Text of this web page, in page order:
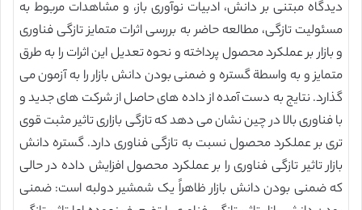
دیدگاه مبتنی بر دانش، ادبیات نوآوری باز، و مشاهدات مربوط به
مسئولیت تازگی، مطالعه حاضر به بررسی اثرات متمایز تازگی فناوری
و بازار بر عملکرد محصول پرداخته و نحوه تعدیل این اثرات را به طرق
متمایز و به واسطة گستره و ضمنی بودن دانش بازار را به آزمون می
گذارد. نتایج به دست آمده از داده های حاصل از شرکت های جدید و
با فناوری بالا در چین نشان می دهد که تازگی بازاری تاثیر مثبت قوی
تری بر عملکرد محصول نسبت به تازگی فناوری دارد. گستره دانش
بازار تاثیر تازگی فناوری را بر عملکرد محصول افزایش داده در حالی
که ضمنی بودن دانش بازار ظاهراً یک شمشیر دولبه است: ضمنی